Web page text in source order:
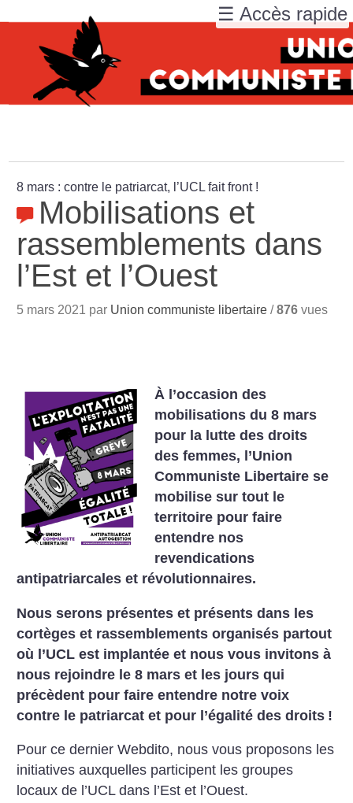
8 mars : contre le patriarcat, l’UCL fait front !
Mobilisations et
rassemblements dans
l’Est et l’Ouest
5 mars 2021 par Union communiste libertaire /876 vues
À l’occasion des
mobilisations du 8 mars
pour la lutte des droits
des femmes, l’Union
Communiste Libertaire se
mobilise sur tout le
territoire pour faire
entendre nos
revendications
antipatriarcales et révolutionnaires.
Nous serons présentes et présents dans les
cortèges et rassemblements organisés partout
où l’UCL est implantée et nous vous invitons à
nous rejoindre le 8 mars et les jours qui
précèdent pour faire entendre notre voix
contre le patriarcat et pour l’égalité des droits !
Pour ce dernier Webdito, nous vous proposons les
initiatives auxquelles participent les groupes
locaux de l’UCL dans l’Est et l’Ouest.
☰ Accès rapide